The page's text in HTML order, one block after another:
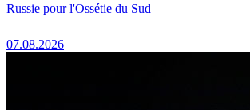
Russie pour l'Ossétie du Sud
07.08.2026